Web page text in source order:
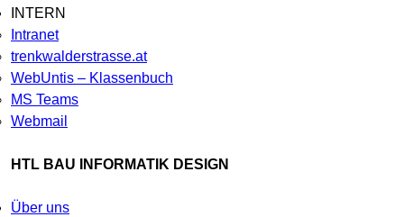
INTERN
Intranet
trenkwalderstrasse.at
WebUntis – Klassenbuch
MS Teams
Webmail
HTL BAU INFORMATIK DESIGN
Über uns